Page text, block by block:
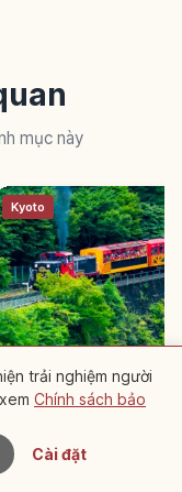
mục này
Kyoto
Sagano Torokko ở
7,3km hẻm núi Hozu-
Gần đây
trải nghiệm người
Chính sách bảo
Cài đặt